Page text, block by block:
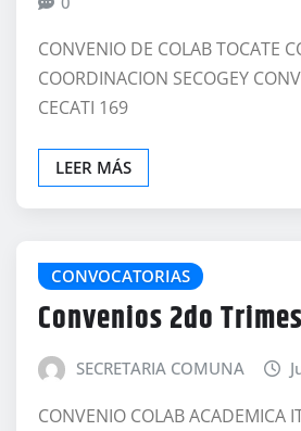
CONVENIO DE COLAB TOCATE
COORDINACION SECOGEY
CECATI 169
LEER MÁS
CONVOCATORIAS
Convenios 2do
SECRETARIA COMUNA
CONVENIO COLAB ACADEMICA